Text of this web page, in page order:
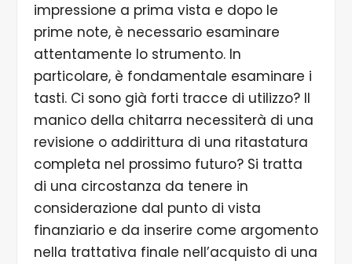
impressione a prima vista e dopo le
prime note, è necessario esaminare
attentamente lo strumento. In
particolare, è fondamentale esaminare i
tasti. Ci sono già forti tracce di utilizzo? Il
manico della chitarra necessiterà di una
revisione o addirittura di una ritastatura
completa nel prossimo futuro? Si tratta
di una circostanza da tenere in
considerazione dal punto di vista
finanziario e da inserire come argomento
nella trattativa finale nell’acquisto di una